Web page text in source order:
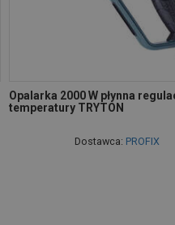
Opalarka 2000 W płynna
temperatury TRYTON
Dostawca: PROFIX